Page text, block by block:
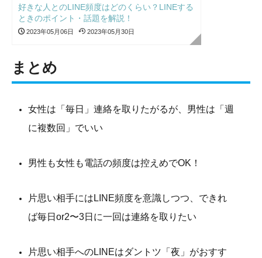
好きな人とのLINE頻度はどのくらい？LINEする
ときのポイント・話題を解説！
2023年05月06日 2023年05月30日
まとめ
女性は「毎日」連絡を取りたがるが、男性は「週
に複数回」でいい
男性も女性も電話の頻度は控えめでOK！
片思い相手にはLINE頻度を意識しつつ、できれ
ば毎日or2〜3日に一回は連絡を取りたい
片思い相手へのLINEはダントツ「夜」がおすす